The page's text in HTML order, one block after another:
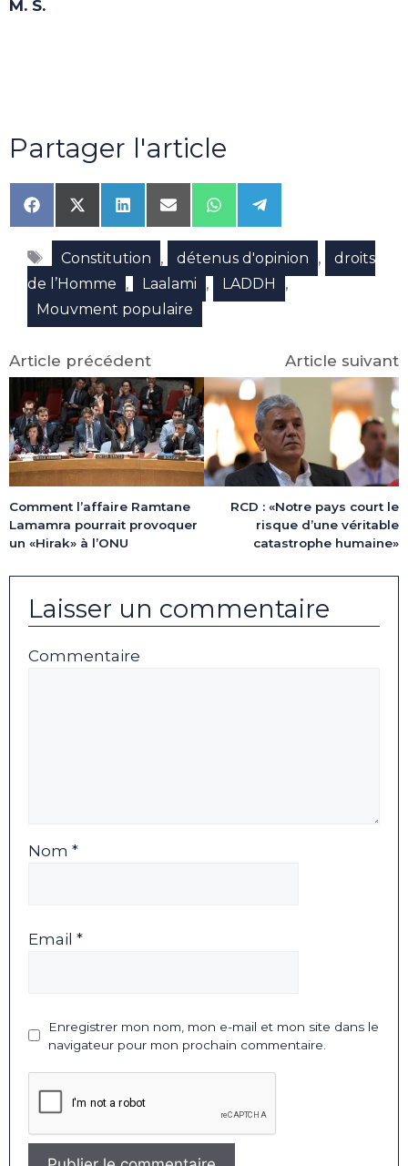
M. S.
Partager l'article
Share
on
Facebook
Share
on
X
(Twitter)
Share
on
LinkedIn
Share
on
Email
Share
on
WhatsApp
Share
on
Telegram
Étiquettes
Constitution , détenus d'opinion ,
droits
de l’Homme
, Laalami , LADDH ,
Mouvment populaire
Article précédent
Comment l’affaire Ramtane
Lamamra pourrait provoquer
un «Hirak» à l’ONU
Article suivant
RCD : «Notre pays court le
risque d’une véritable
catastrophe humaine»
Laisser un commentaire
Commentaire
Nom *
Email *
Enregistrer mon nom, mon e-mail et mon site dans le
navigateur pour mon prochain commentaire.